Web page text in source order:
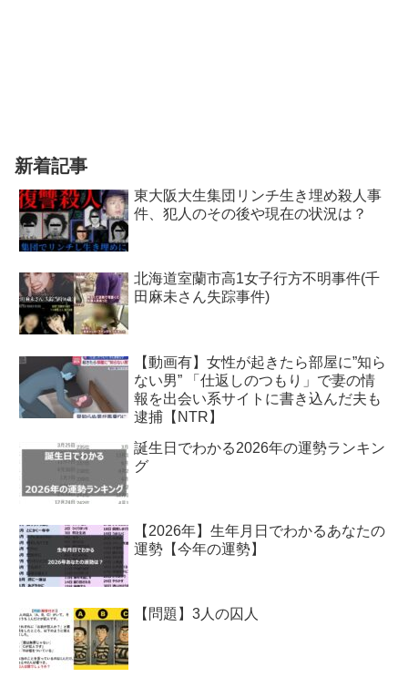
新着記事
東大阪大生集団リンチ生き埋め殺人事
件、犯人のその後や現在の状況は？
北海道室蘭市高1女子行方不明事件(千
田麻未さん失踪事件)
【動画有】女性が起きたら部屋に”知ら
ない男” 「仕返しのつもり」で妻の情
報を出会い系サイトに書き込んだ夫も
逮捕【NTR】
誕生日でわかる2026年の運勢ランキン
グ
【2026年】生年月日でわかるあなたの
運勢【今年の運勢】
【問題】3人の囚人